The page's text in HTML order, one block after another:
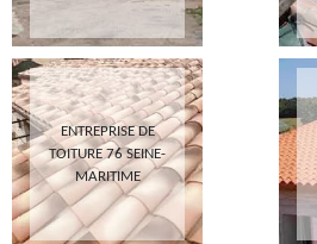
ENTREPRISE DE
TOITURE 76 SEINE-
MARITIME